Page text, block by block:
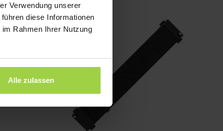
Verwendung unserer
diese Informationen
Rahmen Ihrer Nutzung
Alle zulassen
war:
€ 98,29